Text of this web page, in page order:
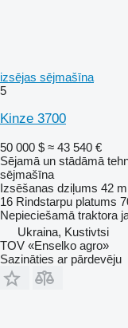
izsējas sējmašīna
5
Kinze 3700
50 000 $ ≈ 43 540 €
Sējamā un stādāmā
sējmašīna
Izsēšanas dziļums 42
16 Rindstarpu platums
Nepieciešamā traktora
Ukraina, Kustivtsi
TOV «Enselko agro»
Sazināties ar pārdevēju